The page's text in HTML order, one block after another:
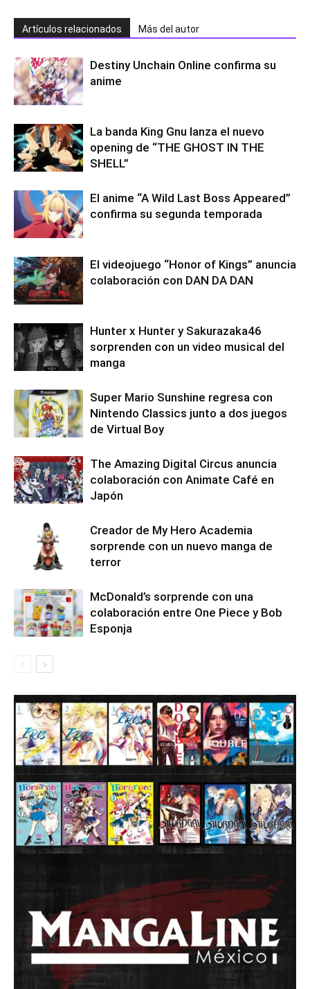
Artículos relacionados Más del autor
Destiny Unchain Online confirma su
anime
La banda King Gnu lanza el nuevo
opening de “THE GHOST IN THE
SHELL”
El anime “A Wild Last Boss Appeared”
confirma su segunda temporada
El videojuego “Honor of Kings” anuncia
colaboración con DAN DA DAN
Hunter x Hunter y Sakurazaka46
sorprenden con un video musical del
manga
Super Mario Sunshine regresa con
Nintendo Classics junto a dos juegos
de Virtual Boy
The Amazing Digital Circus anuncia
colaboración con Animate Café en
Japón
Creador de My Hero Academia
sorprende con un nuevo manga de
terror
McDonald’s sorprende con una
colaboración entre One Piece y Bob
Esponja